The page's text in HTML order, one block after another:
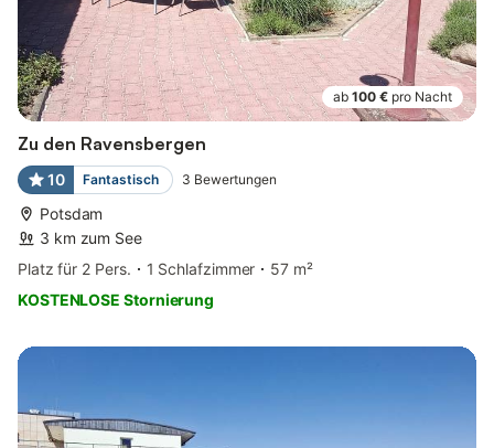
ab 100 € pro Nacht
Zu den Ravensbergen
10 Fantastisch 3 Bewertungen
Potsdam
3 km zum See
Platz für 2 Pers.
1 Schlafzimmer
57 m²
KOSTENLOSE Stornierung